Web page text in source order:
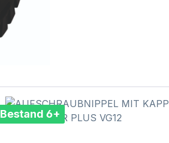
Bestand 6+